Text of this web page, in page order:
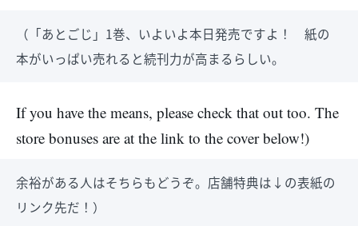
（「あとごじ」1巻、いよいよ本日発売ですよ！ 紙の
本がいっぱい売れると続刊力が高まるらしい。
If you have the means, please check that out too. The
store bonuses are at the link to the cover below!)
余裕がある人はそちらもどうぞ。店舗特典は↓の表紙の
リンク先だ！）